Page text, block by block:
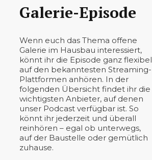
Galerie-Episode
Wenn euch das Thema offene
Galerie im Hausbau interessiert,
könnt ihr die Episode ganz flexibel
auf den bekanntesten Streaming-
Plattformen anhören. In der
folgenden Übersicht findet ihr die
wichtigsten Anbieter, auf denen
unser Podcast verfügbar ist. So
könnt ihr jederzeit und überall
reinhören – egal ob unterwegs,
auf der Baustelle oder gemütlich
zuhause.